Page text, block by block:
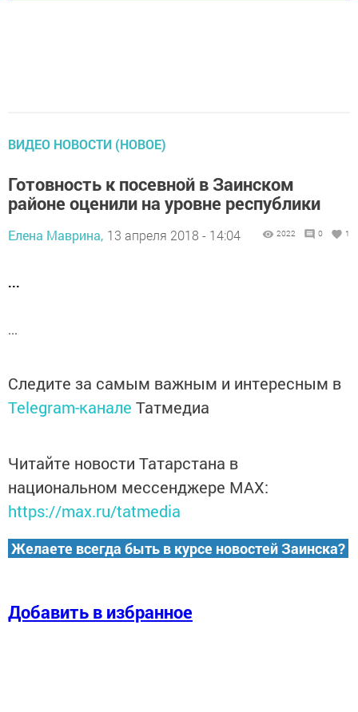
ВИДЕО НОВОСТИ (НОВОЕ)
Готовность к посевной в Заинском
районе оценили на уровне республики
Елена Маврина, 13 апреля 2018 - 14:04 2022 0 1
...
...
Следите за самым важным и интересным в
Telegram-канале Татмедиа
Читайте новости Татарстана в
национальном мессенджере MАХ:
https://max.ru/tatmedia
Желаете всегда быть в курсе новостей Заинска?
Добавить в избранное